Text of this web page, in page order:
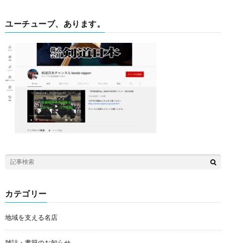
ユーチューブ、あります。
カテゴリー
地域を支える名店